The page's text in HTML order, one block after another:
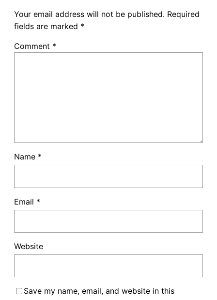
Your email address will not be published. Required
fields are marked *
Comment *
Name *
Email *
Website
Save my name, email, and website in this